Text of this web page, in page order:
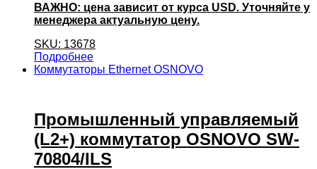
ВАЖНО: цена зависит от курса USD. Уточняйте у
менеджера актуальную цену.
SKU: 13678
Подробнее
Коммутаторы Ethernet OSNOVO
Промышленный управляемый
(L2+) коммутатор OSNOVO SW-
70804/ILS